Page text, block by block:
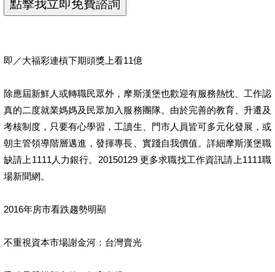
即／大福彩連槓下期頭獎上看11億
除應屆新鮮人或轉職民眾外，摩斯漢堡也歡迎有服務熱忱、工作認
真的二度就業媽媽及民眾加入服務團隊。由於完善的教育、升遷及
考核制度，只要有心學習，工讀生、門市人員皆可多元化發展，或
朝主管領導階層邁進，發揮專長、實踐自我價值。詳細摩斯漢堡職
缺請上1111人力銀行。20150129 更多求職找工作資訊請上1111職
場新聞網。
2016年房市看跌趨勢明顯
不重視資本市場謝金河：台灣賣光